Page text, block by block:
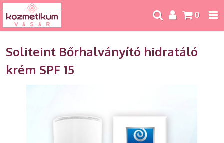
0
Soliteint Bőrhalványító hidratáló
krém SPF 15